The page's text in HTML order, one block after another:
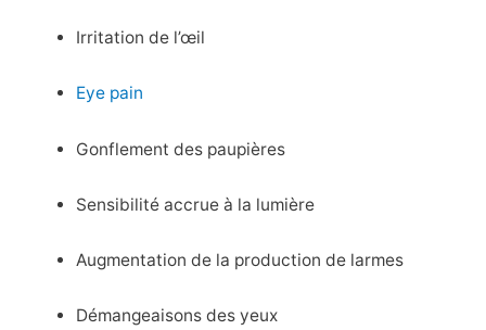
Irritation de l’œil
Eye pain
Gonflement des paupières
Sensibilité accrue à la lumière
Augmentation de la production de larmes
Démangeaisons des yeux